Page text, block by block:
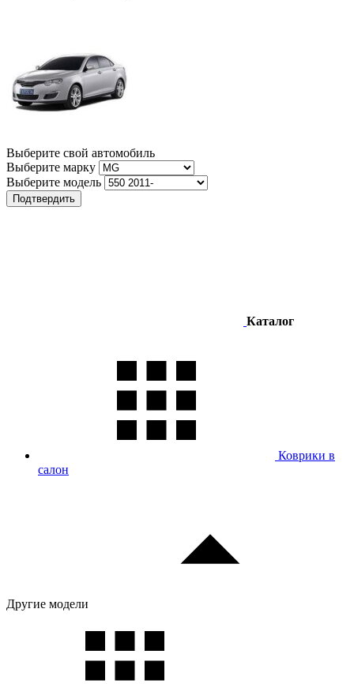
Выберите свой автомобиль
Выберите марку
Выберите модель
Подтвердить
Каталог
Коврики в
салон
Другие модели